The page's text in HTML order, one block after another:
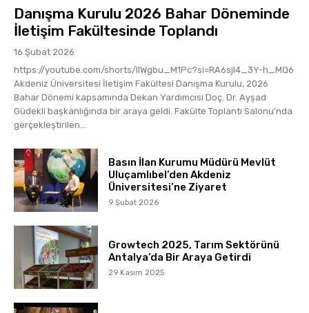
Danışma Kurulu 2026 Bahar Döneminde
İletişim Fakültesinde Toplandı
16 Şubat 2026
https://youtube.com/shorts/lIWgbu_M1Pc?si=RA6sjI4_3Y-h_MQ6
Akdeniz Üniversitesi İletişim Fakültesi Danışma Kurulu, 2026
Bahar Dönemi kapsamında Dekan Yardımcısı Doç. Dr. Ayşad
Güdekli başkanlığında bir araya geldi. Fakülte Toplantı Salonu’nda
gerçekleştirilen...
Basın İlan Kurumu Müdürü Mevlüt
Uluçamlıbel’den Akdeniz
Üniversitesi’ne Ziyaret
9 Şubat 2026
Growtech 2025, Tarım Sektörünü
Antalya’da Bir Araya Getirdi
29 Kasım 2025